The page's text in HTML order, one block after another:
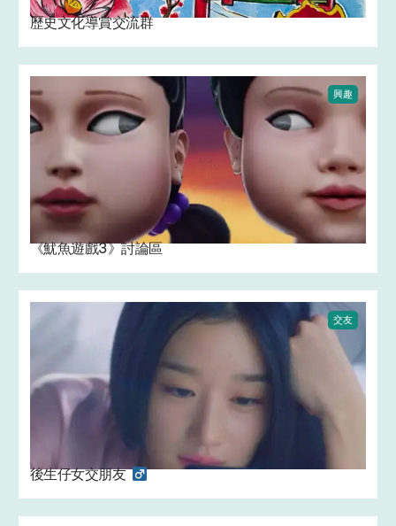
歷史文化導賞交流群
興趣
《魷魚遊戲3》討論區
交友
後生仔女交朋友 ‍ ‍